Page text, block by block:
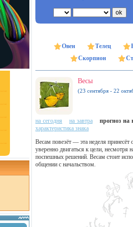
Овен Телец
Скорпион
Весы
(23 сентября - 22
на сегодня на завтра
прогноз на
характеристика знака
Весам повезёт — эта неделя
уверенно двигаться к цели, несмотря
поспешных решений. Весам стоит
общении с начальством.